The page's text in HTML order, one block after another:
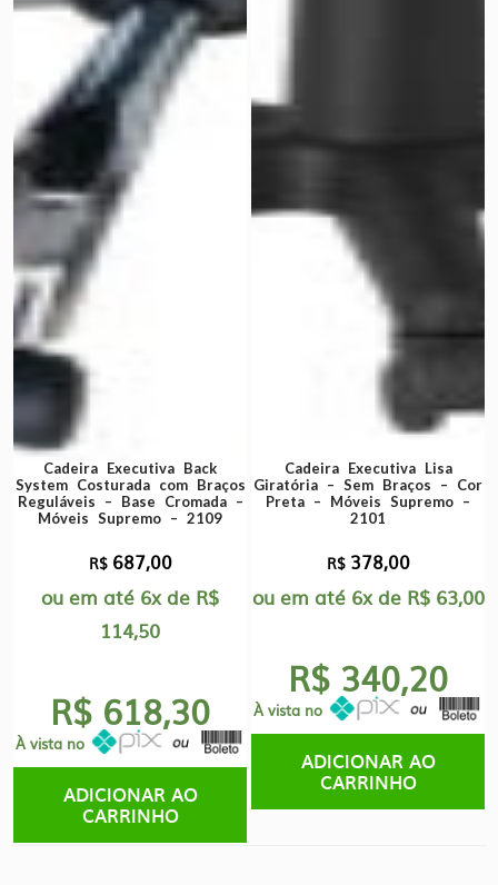
Cadeira Executiva Back
System Costurada com Braços
Reguláveis – Base Cromada –
Móveis Supremo – 2109
R$ 687,00
ou em até 6x de R$
114,50
R$ 618,30
À vista no
ADICIONAR AO
CARRINHO
Cadeira Executiva Lisa
Giratória – Sem Braços – Cor
Preta – Móveis Supremo –
2101
R$ 378,00
ou em até 6x de R$ 63,00
R$ 340,20
À vista no
ADICIONAR AO
CARRINHO